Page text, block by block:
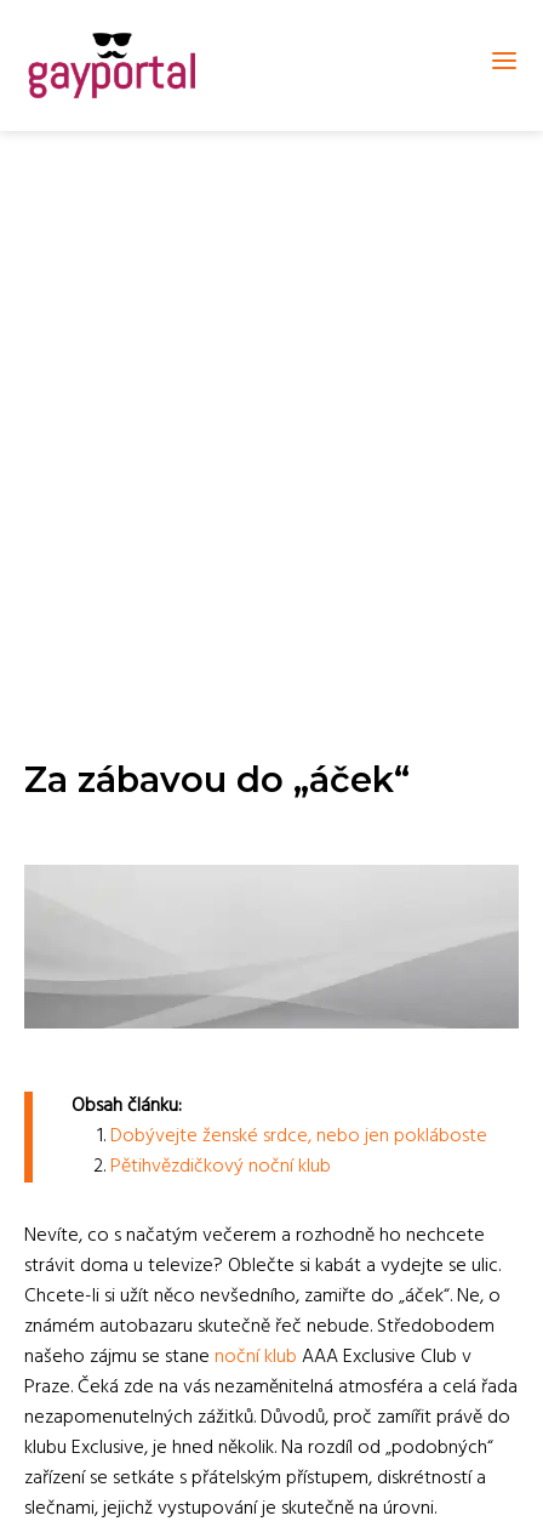
Za zábavou do „áček“
Obsah článku:
Dobývejte ženské srdce, nebo jen pokláboste
Pětihvězdičkový noční klub
Nevíte, co s načatým večerem a rozhodně ho nechcete
strávit doma u televize? Oblečte si kabát a vydejte se ulic.
Chcete-li si užít něco nevšedního, zamiřte do „áček“. Ne, o
známém autobazaru skutečně řeč nebude. Středobodem
našeho zájmu se stanenoční klubAAA Exclusive Club v
Praze. Čeká zde na vás nezaměnitelná atmosféra a celá řada
nezapomenutelných zážitků. Důvodů, proč zamířit právě do
klubu Exclusive, je hned několik. Na rozdíl od „podobných“
zařízení se setkáte s přátelským přístupem, diskrétností a
slečnami, jejichž vystupování je skutečně na úrovni.